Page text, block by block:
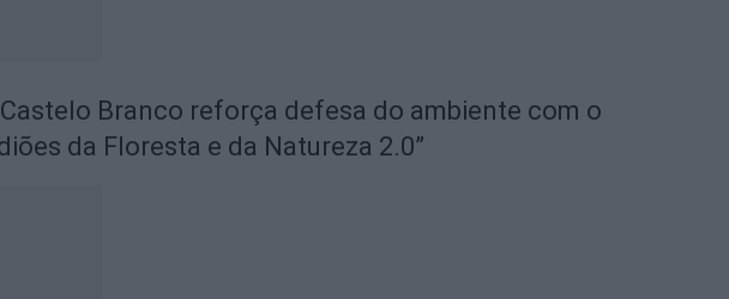
Branco reforça defesa do ambiente com o
da Floresta e da Natureza 2.0”